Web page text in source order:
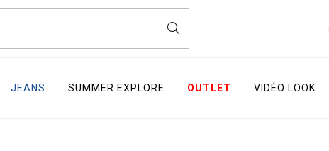
JEANS SUMMER EXPLORE OUTLET VIDÉO LOOK